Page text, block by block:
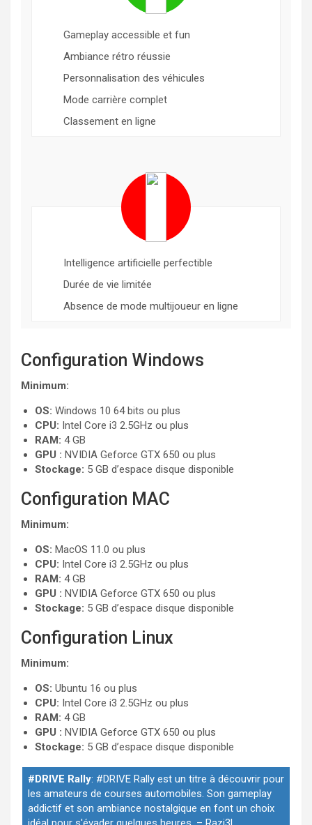
Gameplay accessible et fun
Ambiance rétro réussie
Personnalisation des véhicules
Mode carrière complet
Classement en ligne
Intelligence artificielle perfectible
Durée de vie limitée
Absence de mode multijoueur en ligne
Configuration Windows
Minimum:
OS: Windows 10 64 bits ou plus
CPU: Intel Core i3 2.5GHz ou plus
RAM: 4 GB
GPU : NVIDIA Geforce GTX 650 ou plus
Stockage: 5 GB d’espace disque disponible
Configuration MAC
Minimum:
OS: MacOS 11.0 ou plus
CPU: Intel Core i3 2.5GHz ou plus
RAM: 4 GB
GPU : NVIDIA Geforce GTX 650 ou plus
Stockage: 5 GB d’espace disque disponible
Configuration Linux
Minimum:
OS: Ubuntu 16 ou plus
CPU: Intel Core i3 2.5GHz ou plus
RAM: 4 GB
GPU : NVIDIA Geforce GTX 650 ou plus
Stockage: 5 GB d’espace disque disponible
#DRIVE Rally: #DRIVE Rally est un titre à découvrir pour
les amateurs de courses automobiles. Son gameplay
addictif et son ambiance nostalgique en font un choix